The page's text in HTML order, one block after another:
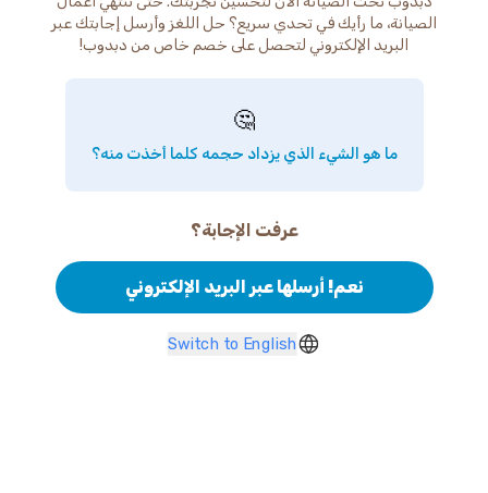
الصيانة، ما رأيك في تحدي سريع؟ حل اللغز وأرسل إجابتك عبر
البريد الإلكتروني لتحصل على خصم خاص من دبدوب!
🤔
ما هو الشيء الذي يزداد حجمه كلما أخذت منه؟
عرفت الإجابة؟
نعم! أرسلها عبر البريد الإلكتروني
Switch to English